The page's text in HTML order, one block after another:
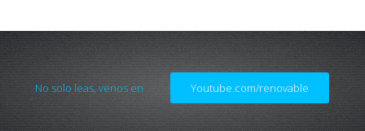
No solo leas, venos en Youtube.com/renovable